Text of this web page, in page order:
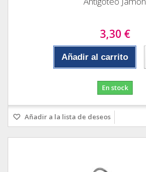
3,30 €
Añadir al carrito
En stock
Añadir a la lista de deseos